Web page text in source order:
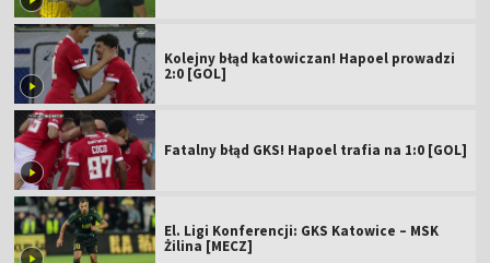
Kolejny błąd katowiczan! Hapoel prowadzi
2:0 [GOL]
Fatalny błąd GKS! Hapoel trafia na 1:0 [GOL]
El. Ligi Konferencji: GKS Katowice – MSK
Żilina [MECZ]